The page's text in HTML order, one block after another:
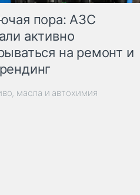
пора: АЗС
активно
на ремонт и
масла и автохимия